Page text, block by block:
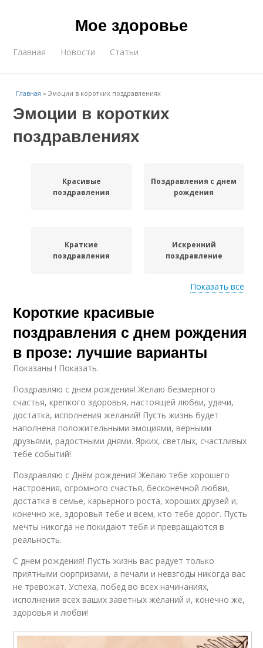
Мое здоровье
Главная Новости Статьи
Главная »Эмоции в коротких поздравлениях
Эмоции в коротких
поздравлениях
Красивые
поздравления
Поздравления с днем
рождения
Краткие
поздравления
Искренний
поздравление
Короткие
поздравления
Поздравления в прозе
Поздравление для
поздравление
Фразы в
поздравлениях
Короткие тосты
Показать все
Короткие красивые
поздравления с днем рождения
в прозе: лучшие варианты
Показаны ! Показать.
Поздравляю с днем рождения! Желаю безмерного
счастья, крепкого здоровья, настоящей любви, удачи,
достатка, исполнения желаний! Пусть жизнь будет
наполнена положительными эмоциями, верными
друзьями, радостными днями. Ярких, светлых, счастливых
тебе событий!
Поздравляю с Днём рождения! Желаю тебе хорошего
настроения, огромного счастья, бесконечной любви,
достатка в семье, карьерного роста, хороших друзей и,
конечно же, здоровья тебе и всем, кто тебе дорог. Пусть
мечты никогда не покидают тебя и превращаются в
реальность.
С днем рождения! Пусть жизнь вас радует только
приятными сюрпризами, а печали и невзгоды никогда вас
не тревожат. Успеха, побед во всех начинаниях,
исполнения всех ваших заветных желаний и, конечно же,
здоровья и любви!